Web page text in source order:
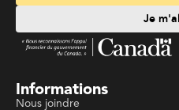
Je
Informations
Nous joindre